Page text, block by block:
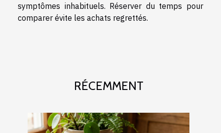
symptômes inhabituels. Réserver du temps pour
comparer évite les achats regrettés.
RÉCEMMENT